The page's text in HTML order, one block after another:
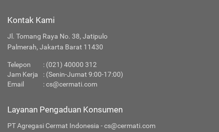
Kontak Kami
Jl. Tomang Raya No. 38, Jatipulo
Palmerah, Jakarta Barat 11430
Telepon : (021) 40000 312
Jam Kerja
: (Senin-Jumat 9:00-17:00)
Email
:cs@cermati.com
Layanan Pengaduan Konsumen
PT Agregasi Cermat Indonesia - cs@cermati.com